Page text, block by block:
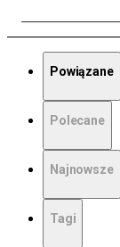
Powiązane
Polecane
Najnowsze
Tagi